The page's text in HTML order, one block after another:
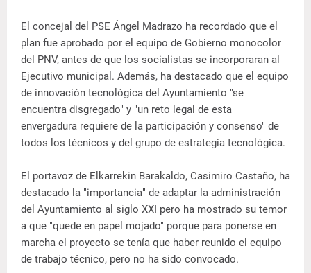
El concejal del PSE Ángel Madrazo ha recordado que el
plan fue aprobado por el equipo de Gobierno monocolor
del PNV, antes de que los socialistas se incorporaran al
Ejecutivo municipal. Además, ha destacado que el equipo
de innovación tecnológica del Ayuntamiento "se
encuentra disgregado" y "un reto legal de esta
envergadura requiere de la participación y consenso" de
todos los técnicos y del grupo de estrategia tecnológica.
El portavoz de Elkarrekin Barakaldo, Casimiro Castaño, ha
destacado la "importancia" de adaptar la administración
del Ayuntamiento al siglo XXI pero ha mostrado su temor
a que "quede en papel mojado" porque para ponerse en
marcha el proyecto se tenía que haber reunido el equipo
de trabajo técnico, pero no ha sido convocado.